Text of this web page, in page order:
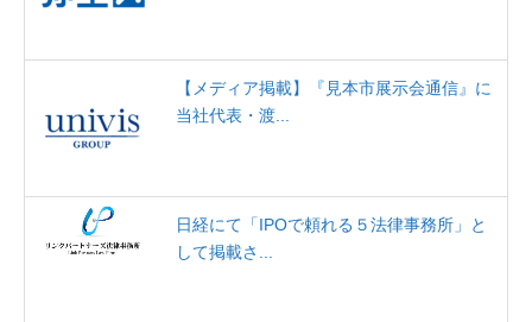
【メディア掲載】『見本市展示会通信』に
当社代表・渡...
日経にて「IPOで頼れる５法律事務所」と
して掲載さ...